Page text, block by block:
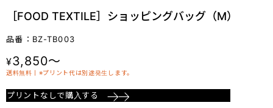
［FOOD TEXTILE］ショッピングバッグ（M）
品番：BZ-TB003
¥3,850～
送料無料丨※プリント代は別途発生します。
プリントなしで購入する